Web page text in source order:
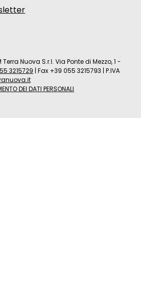
Nuova S.r.l. Via Ponte di Mezzo, 1 -
3215729 | Fax +39 055 3215793 | P.IVA
DEI DATI PERSONALI